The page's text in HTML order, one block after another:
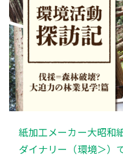
紙加工メーカー大昭和
ダイナリー（環境＞）